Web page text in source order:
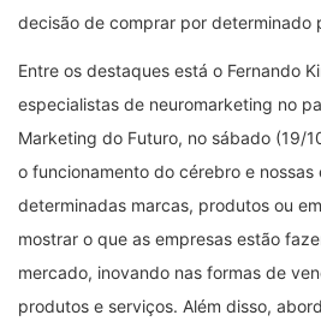
decisão de comprar por determinado
Entre os destaques está o Fernando
especialistas de neuromarketing no
Marketing do Futuro, no sábado (19/
o funcionamento do cérebro e nossas
determinadas marcas, produtos ou
mostrar o que as empresas estão
mercado, inovando nas formas de
produtos e serviços. Além disso,